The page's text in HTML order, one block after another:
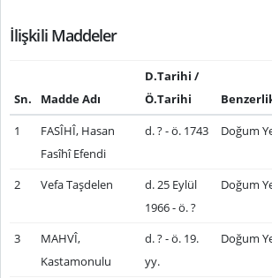
İlişkili Maddeler
Sn. Madde Adı
D.Tarihi /
Ö.Tarihi
1
FASÎHÎ, Hasan
Fasîhî Efendi
d. ? - ö. 1743 Doğum
2 Vefa Taşdelen
d. 25 Eylül
1966 - ö. ?
Doğum
3
MAHVÎ,
Kastamonulu
d. ? - ö. 19.
yy.
Doğum